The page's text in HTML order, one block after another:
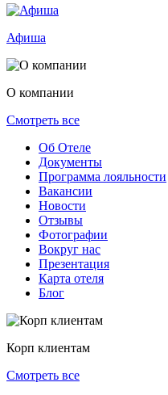
Афиша
О компании
Смотреть все
Об Отеле
Документы
Программа лояльности
Вакансии
Новости
Отзывы
Фотографии
Вокруг нас
Презентация
Карта отеля
Блог
Корп клиентам
Смотреть все